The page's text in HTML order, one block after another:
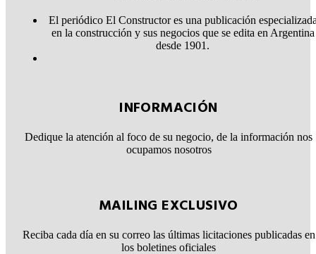
El periódico El Constructor es una publicación
en la construcción y sus negocios que se edita en Argentina
desde 1901.
INFORMACIÓN
Dedique la atención al foco de su negocio, de la información nos
ocupamos nosotros
MAILING EXCLUSIVO
Reciba cada día en su correo las últimas licitaciones publicadas en
los boletines oficiales